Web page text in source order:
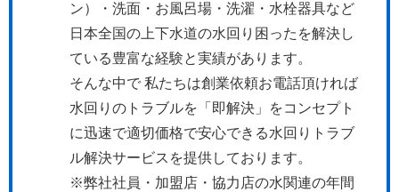
ン）・洗面・お風呂場・洗濯・水栓器具など
日本全国の上下水道の水回り困ったを解決し
ている豊富な経験と実績があります。
そんな中で 私たちは創業依頼お電話頂ければ
水回りのトラブルを「即解決」をコンセプト
に迅速で適切価格で安心できる水回りトラブ
ル解決サービスを提供しております。
※弊社社員・加盟店・協力店の水関連の年間